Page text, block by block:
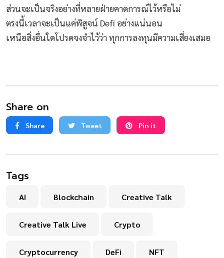
ส่วนจะเป็นจริงอย่างที่หลายฝ่ายคาดการณ์ไว้หรือไม่
ตรงนี้เวลาจะเป็นแค่พิสูจน์ Defi อย่างแน่นอน
เหนือสิ่งอื่นใดโปรดจงจำไว้ว่า ทุกการลงทุนมีความเสี่ยงเสมอ
Share on
Share Tweet Pin it
Tags
AI Blockchain Creative Talk
Creative Talk Live Crypto
Cryptocurrency DeFi NFT